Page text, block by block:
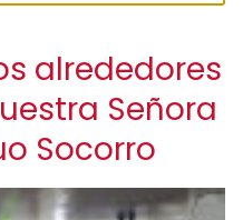
alrededores
Señora
Socorro